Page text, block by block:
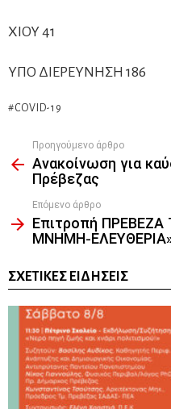
ΧΙΟΥ 41
ΥΠΟ ΔΙΕΡΕΥΝΗΣΗ 186
COVID-19
more
Προηγούμενο άρθρο
Ανακοίνωση για
Πρέβεζας
Επόμενο άρθρο
Επιτροπή ΠΡΕΒΕΖΑ
ΜΝΗΜΗ-
ΣΧΕΤΙΚΈΣ ΕΙΔΉΣΕΙΣ